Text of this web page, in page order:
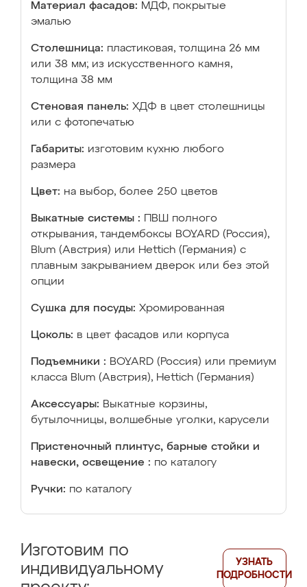
Материал фасадов: МДФ, покрытые
эмалью
Столешница: пластиковая, толщина 26 мм
или 38 мм; из искусственного камня,
толщина 38 мм
Стеновая панель: ХДФ в цвет столешницы
или с фотопечатью
Габариты: изготовим кухню любого
размера
Цвет: на выбор, более 250 цветов
Выкатные системы :
ПВШ полного
открывания, тандембоксы BOYARD (Россия),
Blum (Австрия) или Hettich (Германия) с
плавным закрыванием дверок или без этой
опции
Сушка для посуды: Хромированная
Цоколь: в цвет фасадов или корпуса
Подъемники : BOYARD (Россия) или премиум
класса Blum (Австрия), Hettich (Германия)
Аксессуары: Выкатные корзины,
бутылочницы, волшебные уголки, карусели
Пристеночный плинтус, барные стойки и
навески, освещение : по каталогу
Ручки: по каталогу
Изготовим по
индивидуальному
УЗНАТЬ
ПОДРОБНОСТИ